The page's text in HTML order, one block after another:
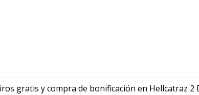
gratis y compra de bonificación en Hellcatraz